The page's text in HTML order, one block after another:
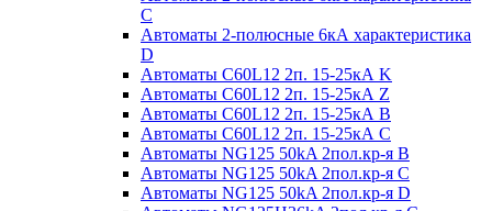
C
Автоматы 2-полюсные 6кА характеристика
D
Автоматы C60L12 2п. 15-25кА K
Автоматы C60L12 2п. 15-25кА Z
Автоматы C60L12 2п. 15-25кА B
Автоматы C60L12 2п. 15-25кА C
Автоматы NG125 50kA 2пол.кр-я B
Автоматы NG125 50kA 2пол.кр-я C
Автоматы NG125 50kA 2пол.кр-я D